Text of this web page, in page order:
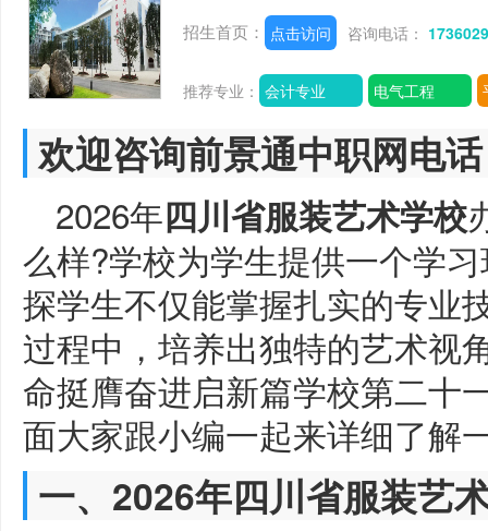
招生首页： 点击访问 咨询电话：
推荐专业： 会计专业 电气工程
欢迎咨询前景通中职网电
2026年四川省服装艺术学校
么样?学校为学生提供一个学
探学生不仅能掌握扎实的专业
过程中，培养出独特的艺术视
命挺膺奋进启新篇学校第二十
面大家跟小编一起来详细了解
一、2026年四川省服装艺